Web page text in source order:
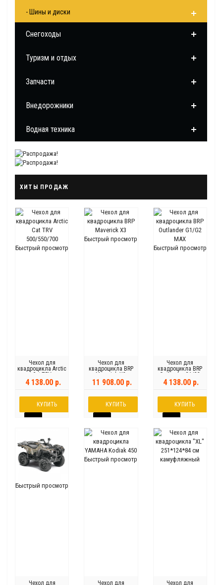
- Шины и диски
Снегоходы
Туризм и отдых
Запчасти
Внедорожники
Водная техника
ХИТЫ ПРОДАЖ
Быстрый просмотр
Чехол для
квадроцикла Arctic
Cat TRV
500/550/700
4 138.00 р.
КУПИТЬ
Быстрый просмотр
Чехол для
квадроцикла BRP
Maverick X3
11 908.00 р.
КУПИТЬ
Быстрый просмотр
Чехол для
квадроцикла BRP
Outlander G1/G2
MAX
4 138.00 р.
КУПИТЬ
Быстрый просмотр
Чехол для
Быстрый просмотр
Чехол для Чехол для